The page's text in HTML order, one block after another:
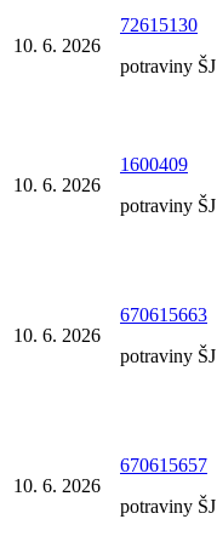
10. 6. 2026
72615130
potraviny ŠJ
10. 6. 2026
1600409
potraviny ŠJ
10. 6. 2026
670615663
potraviny ŠJ
10. 6. 2026
670615657
potraviny ŠJ